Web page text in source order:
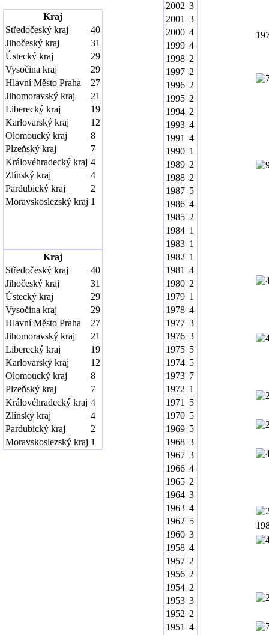
Kraj
Středočeský kraj
40
Jihočeský kraj
31
Ústecký kraj
29
Vysočina kraj
29
Hlavní Město Praha
27
Jihomoravský kraj
21
Liberecký kraj
19
Karlovarský kraj
12
Olomoucký kraj
8
Plzeňský kraj
7
Královéhradecký kraj 4
Zlínský kraj
4
Pardubický kraj
2
Moravskoslezský kraj 1
Kraj
Středočeský kraj
40
Jihočeský kraj
31
Ústecký kraj
29
Vysočina kraj
29
Hlavní Město Praha
27
Jihomoravský kraj
21
Liberecký kraj
19
Karlovarský kraj
12
Olomoucký kraj
8
Plzeňský kraj
7
Královéhradecký kraj 4
Zlínský kraj
4
Pardubický kraj
2
Moravskoslezský kraj 1
2002 3
2001 3
2000 4
1999 4
1998 2
1997 2
1996 2
1995 2
1994 2
1993 4
1991 4
1990 1
1989 2
1988 2
1987 5
1986 4
1985 2
1984 1
1983 1
1982 1
1981 4
1980 2
1979 1
1978 4
1977 3
1976 3
1975 5
1974 5
1973 7
1972 1
1971
5
1970 5
1969 5
1968 3
1967 3
1966 4
1965 2
1964 3
1963 4
1962 5
1960 3
1958 4
1957 2
1956 2
1954 2
1953 3
1952 2
1951 4